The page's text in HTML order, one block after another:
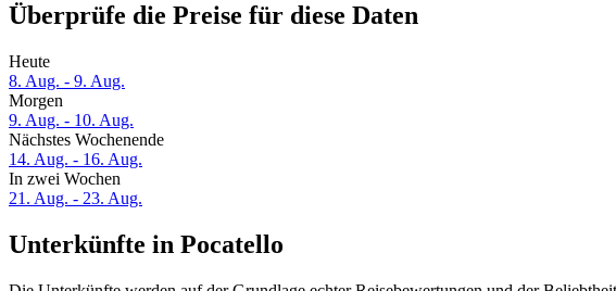
Überprüfe die Preise für diese Daten
Heute
8. Aug. - 9. Aug.
Morgen
9. Aug. - 10. Aug.
Nächstes Wochenende
14. Aug. - 16. Aug.
In zwei Wochen
21. Aug. - 23. Aug.
Unterkünfte in Pocatello